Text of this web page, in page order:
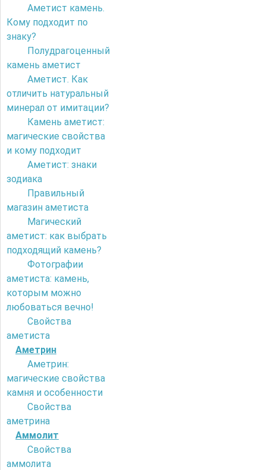
Аметист камень.
Кому подходит по
знаку?
Полудрагоценный
камень аметист
Аметист. Как
отличить натуральный
минерал от имитации?
Камень аметист:
магические свойства
и кому подходит
Аметист: знаки
зодиака
Правильный
магазин аметиста
Магический
аметист: как выбрать
подходящий камень?
Фотографии
аметиста: камень,
которым можно
любоваться вечно!
Свойства
аметиста
Аметрин
Аметрин:
магические свойства
камня и особенности
Свойства
аметрина
Аммолит
Свойства
аммолита